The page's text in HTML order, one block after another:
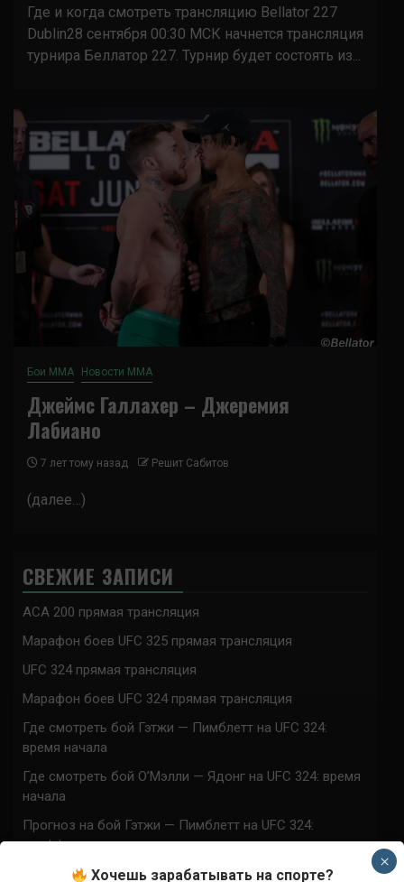
Где и когда смотреть трансляцию Bellator 227
Dublin28 сентября 00:30 МСК начнется трансляция
турнира Беллатор 227. Турнир будет состоять из...
Бои ММА Новости ММА
Джеймс Галлахер – Джеремия
Лабиано
7 лет тому назад Решит Сабитов
(далее…)
СВЕЖИЕ ЗАПИСИ
ACA 200 прямая трансляция
Марафон боев UFC 325 прямая трансляция
UFC 324 прямая трансляция
Марафон боев UFC 324 прямая трансляция
Где смотреть бой Гэтжи — Пимблетт на UFC 324:
время начала
Где смотреть бой О’Мэлли — Ядонг на UFC 324: время
начала
Прогноз на бой Гэтжи — Пимблетт на UFC 324:
коэффициенты
Прогноз на бой О’Мэлли — Ядонг на UFC 324:
Хочешь зарабатывать на спорте?
×